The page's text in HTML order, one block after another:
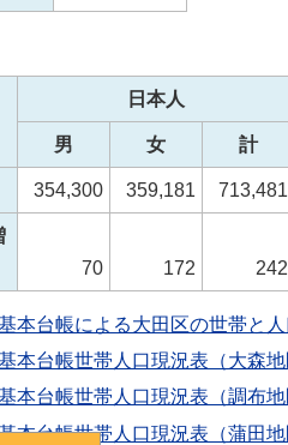
日本人
男 女 計
354,300 359,181 713,481
70 172 242
本台帳による大田区の世帯と人
本台帳世帯人口現況表（大森
本台帳世帯人口現況表（調布地
本台帳世帯人口現況表（蒲田